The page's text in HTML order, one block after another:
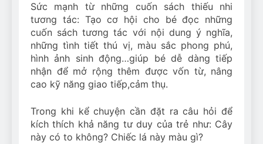
Sức mạnh từ những cuốn sách thiếu nhi
tương tác: Tạo cơ hội cho bé đọc những
cuốn sách tương tác với nội dung ý nghĩa,
những tình tiết thú vị, màu sắc phong phú,
hình ảnh sinh động…giúp bé dễ dàng tiếp
nhận để mở rộng thêm được vốn từ, nâng
cao kỹ năng giao tiếp,cảm thụ.
Trong khi kể chuyện cần đặt ra câu hỏi để
kích thích khả năng tư duy của trẻ như: Cây
này có to không? Chiếc lá này màu gì?